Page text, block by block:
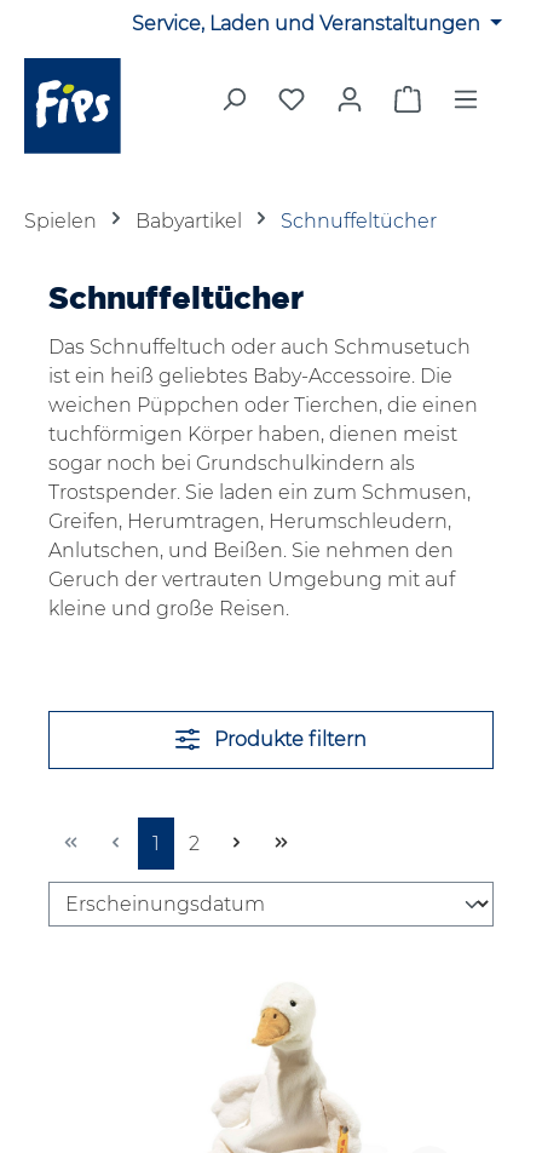
Zum Hauptinhalt springenService, Laden und Veranstaltungen
Du hast 0 Produkte auf
Warenkorb
Spielen Babyartikel Schnuffeltücher
Schnuffeltücher
Das Schnuffeltuch oder auch Schmusetuch
ist ein heiß geliebtes Baby-Accessoire. Die
weichen Püppchen oder Tierchen, die einen
tuchförmigen Körper haben, dienen meist
sogar noch bei Grundschulkindern als
Trostspender. Sie laden ein zum Schmusen,
Greifen, Herumtragen, Herumschleudern,
Anlutschen, und Beißen. Sie nehmen den
Geruch der vertrauten Umgebung mit auf
kleine und große Reisen.
Produkte filtern
Seite
1 Seite
2